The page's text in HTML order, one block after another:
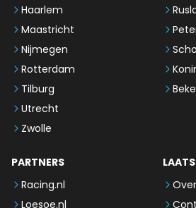
Haarlem
Maastricht
Nijmegen
Rotterdam
Tilburg
Utrecht
Zwolle
PARTNERS
Racing.nl
Loesoe.nl